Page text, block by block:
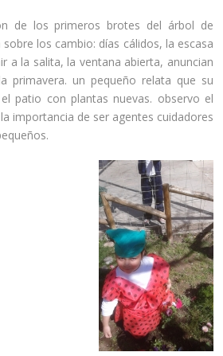
de los primeros brotes del árbol de
los cambio: días cálidos, la escasa
a la salita, la ventana abierta, anuncian
primavera. un pequeño relata que su
patio con plantas nuevas. observo el
importancia de ser agentes cuidadores